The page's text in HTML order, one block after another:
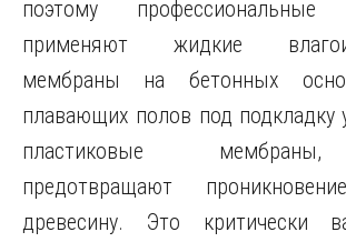
поэтому профессиональные
применяют жидкие
мембраны на бетонных
плавающих полов под подкладку
пластиковые
предотвращают
древесину. Это критически